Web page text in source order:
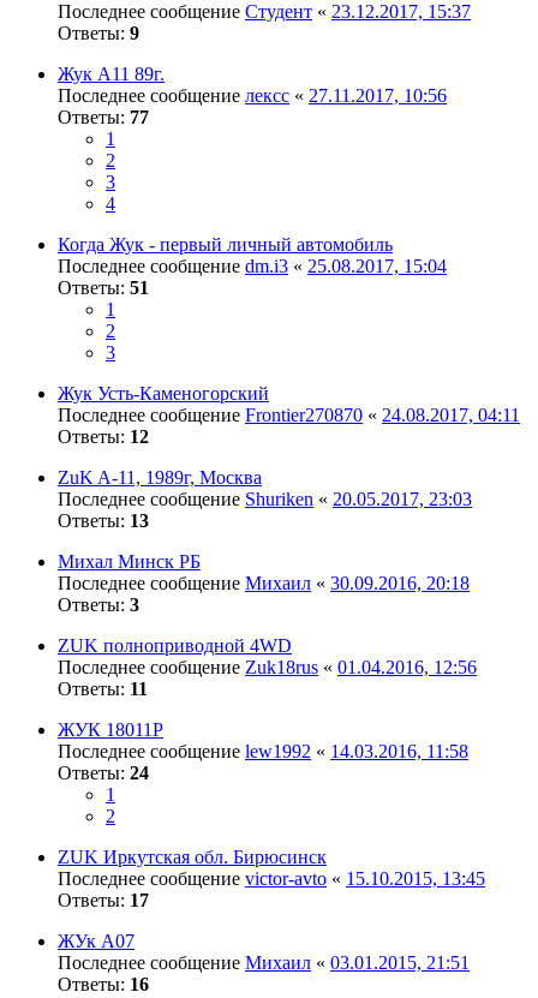
Последнее сообщение Студент « 23.12.2017, 15:37
Ответы: 9
Жук А11 89г.
Последнее сообщение лексс « 27.11.2017, 10:56
Ответы: 77
1
2
3
4
Когда Жук - первый личный автомобиль
Последнее сообщение dm.i3 « 25.08.2017, 15:04
Ответы: 51
1
2
3
Жук Усть-Каменогорский
Последнее сообщение Frontier270870 « 24.08.2017, 04:11
Ответы: 12
ZuK A-11, 1989г, Москва
Последнее сообщение Shuriken « 20.05.2017, 23:03
Ответы: 13
Михал Минск РБ
Последнее сообщение Михаил « 30.09.2016, 20:18
Ответы: 3
ZUK полноприводной 4WD
Последнее сообщение Zuk18rus « 01.04.2016, 12:56
Ответы: 11
ЖУК 18011Р
Последнее сообщение lew1992 « 14.03.2016, 11:58
Ответы: 24
1
2
ZUK Иркутская обл. Бирюсинск
Последнее сообщение victor-avto « 15.10.2015, 13:45
Ответы: 17
ЖУк А07
Последнее сообщение Михаил « 03.01.2015, 21:51
Ответы: 16